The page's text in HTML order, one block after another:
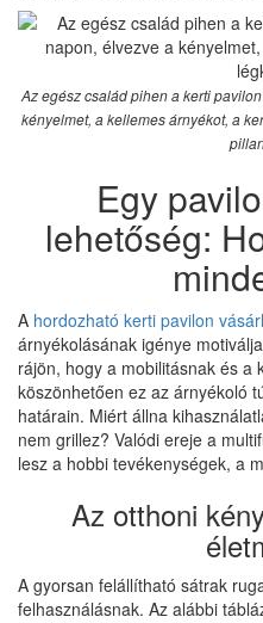
Az egész család pihen a kerti
kényelmet, a kellemes árnyékot, a
Egy
lehetőség:
A hordozható kerti pavilon
árnyékolásának igénye
rájön, hogy a mobilitásnak és a
köszönhetően ez az árnyékoló
határain. Miért állna
nem grillez? Valódi ereje a
lesz a hobbi tevékenységek, a
Az otthoni
A gyorsan felállítható sátrak
felhasználásnak. Az alábbi